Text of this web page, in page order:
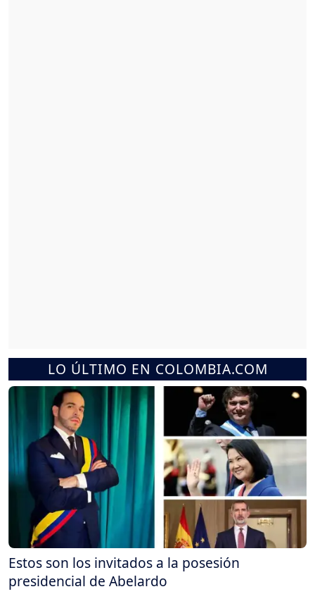
LO ÚLTIMO EN COLOMBIA.COM
Estos son los invitados a la posesión
presidencial de Abelardo